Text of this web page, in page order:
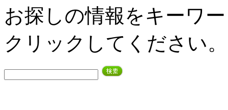
お探しの情報をキーワ
クリックしてください。